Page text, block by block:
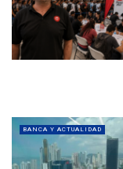
BANCA Y ACTUALIDAD